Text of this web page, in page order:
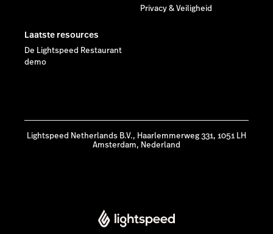
Privacy & Veiligheid
Laatste resources
De Lightspeed Restaurant
demo
Lightspeed Netherlands B.V., Haarlemmerweg 331, 1051 LH
Amsterdam, Nederland